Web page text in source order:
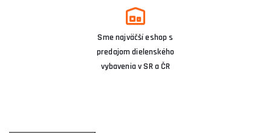
Sme najväčší eshop s
predajom dielenského
vybavenia v SR a ČR